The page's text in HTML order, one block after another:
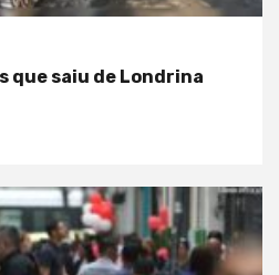
que saiu de Londrina